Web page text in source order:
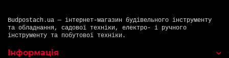
Budpostach.ua — інтернет-магазин будівельного інструменту
та обладнання, садової техніки, електро- і ручного
інструменту та побутової техніки.
Інформація